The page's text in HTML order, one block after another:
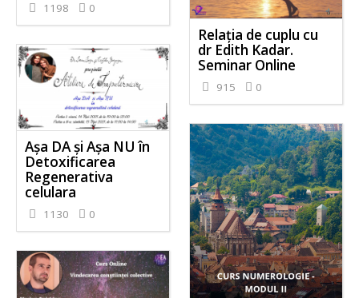
1198 0
Relația de cuplu cu
dr Edith Kadar.
Seminar Online
915 0
Așa DA și Așa NU în
Detoxificarea
Regenerativa
celulara
1130 0